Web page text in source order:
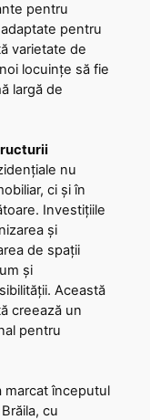
pentru
pentru
varietate de
locuințe să fie
largă de
nu
ci și în
Investițiile
și
de spații
și
Această
creează un
pentru
marcat începutul
cu